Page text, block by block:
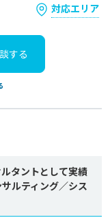
対応エリア
する
タントとして実績
ルティング／シス